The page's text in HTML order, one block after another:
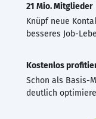
21 Mio. Mitglieder
Knüpf neue
besseres Job-
Kostenlos
Schon als Basis-
deutlich